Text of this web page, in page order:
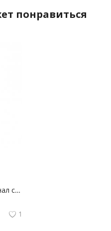
понравиться
TP-Link XZ000-G7 Терминал с гигабитным портом xPON
1